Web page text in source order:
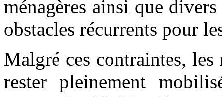
ménagères ainsi que
obstacles récurrents pour
Malgré ces contraintes, les
rester pleinement